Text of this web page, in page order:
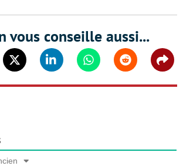
vous conseille aussi...
Twitter Linkedin WhatsappReddit